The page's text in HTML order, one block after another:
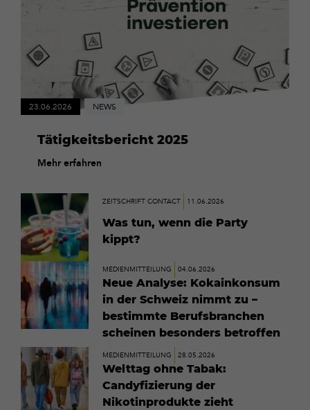
NEWS
23.06.2026
Tätigkeitsbericht 2025
Mehr erfahren
ZEITSCHRIFT CONTACT 11.06.2026
Was tun, wenn die Party
kippt?
Mehr
MEDIENMITTEILUNG 04.06.2026
Neue Analyse: Kokainkonsum
in der Schweiz nimmt zu –
bestimmte Berufsbranchen
scheinen besonders betroffen
Mehr
erfahren
MEDIENMITTEILUNG 28.05.2026
Welttag ohne Tabak:
Candyfizierung der
Nikotinprodukte zieht
Mehr
erfahren